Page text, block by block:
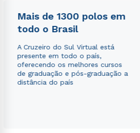
Mais de 1300 polos em
todo o Brasil
A Cruzeiro do Sul Virtual está
presente em todo o país,
oferecendo os melhores cursos
de graduação e pós-graduação a
distância do país